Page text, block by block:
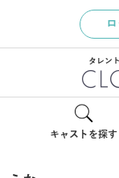
タレン
キャストを探す